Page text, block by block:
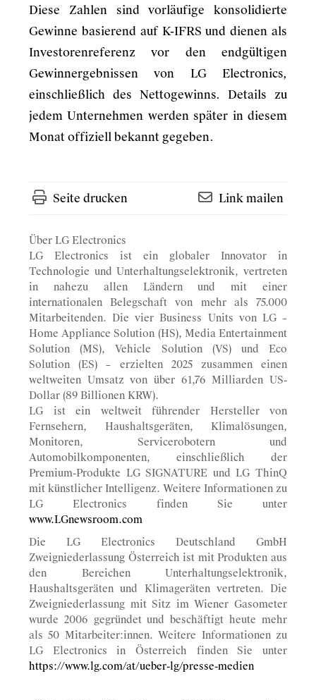
Diese Zahlen sind vorläufige konsolidierte
Gewinne basierend auf K-IFRS und dienen als
Investorenreferenz vor den endgültigen
Gewinnergebnissen von LG Electronics,
einschließlich des Nettogewinns. Details zu
jedem Unternehmen werden später in diesem
Monat offiziell bekannt gegeben.
Seite drucken Link mailen
Über LG Electronics
LG Electronics ist ein globaler Innovator in
Technologie und Unterhaltungselektronik, vertreten
in nahezu allen Ländern und mit einer
internationalen Belegschaft von mehr als 75.000
Mitarbeitenden. Die vier Business Units von LG –
Home Appliance Solution (HS), Media Entertainment
Solution (MS), Vehicle Solution (VS) und Eco
Solution (ES) – erzielten 2025 zusammen einen
weltweiten Umsatz von über 61,76 Milliarden US-
Dollar (89 Billionen KRW).
LG ist ein weltweit führender Hersteller von
Fernsehern, Haushaltsgeräten, Klimalösungen,
Monitoren, Servicerobotern und
Automobilkomponenten, einschließlich der
Premium-Produkte LG SIGNATURE und LG ThinQ
mit künstlicher Intelligenz. Weitere Informationen zu
LG Electronics finden Sie unter
www.LGnewsroom.com
Die LG Electronics Deutschland GmbH
Zweigniederlassung Österreich ist mit Produkten aus
den Bereichen Unterhaltungselektronik,
Haushaltsgeräten und Klimageräten vertreten. Die
Zweigniederlassung mit Sitz im Wiener Gasometer
wurde 2006 gegründet und beschäftigt heute mehr
als 50 Mitarbeiter:innen. Weitere Informationen zu
LG Electronics in Österreich finden Sie unter
https://www.lg.com/at/ueber-lg/presse-medien